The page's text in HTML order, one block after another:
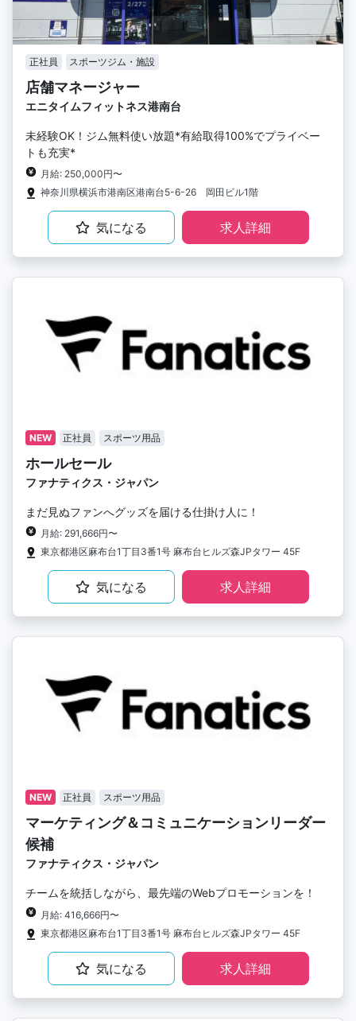
正社員 スポーツジム・施設
店舗マネージャー
エニタイムフィットネス港南台
未経験OK！ジム無料使い放題*有給取得100%でプライベー
トも充実*
月給: 250,000円〜
神奈川県横浜市港南区港南台5-6-26 岡田ビル1階
気になる 求人詳細
NEW 正社員 スポーツ用品
ホールセール
ファナティクス・ジャパン
まだ見ぬファンへグッズを届ける仕掛け人に！
月給: 291,666円〜
東京都港区麻布台1丁目3番1号 麻布台ヒルズ森JPタワー 45F
気になる 求人詳細
NEW 正社員 スポーツ用品
マーケティング＆コミュニケーションリーダー
候補
ファナティクス・ジャパン
チームを統括しながら、最先端のWebプロモーションを！
月給: 416,666円〜
東京都港区麻布台1丁目3番1号 麻布台ヒルズ森JPタワー 45F
気になる 求人詳細